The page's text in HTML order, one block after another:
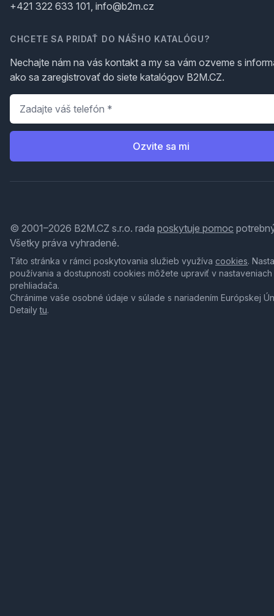
+421 322 633 101, info@b2m.cz
CHCETE SA PRIDAŤ DO NÁŠHO KATALÓGU?
Nechajte nám na vás kontakt a my sa vám ozveme s
ako sa zaregistrovať do siete katalógov B2M.CZ.
Telefón
Ozvite sa mi
© 2001–2026 B2M.CZ s.r.o. rada poskytuje pomoc
Všetky práva vyhradené.
Táto stránka v rámci poskytovania služieb využíva cookies.
používania a dostupnosti cookies môžete upraviť v nastaveniach
prehliadača.
Chránime vaše osobné údaje v súlade s nariadením Európskej
Detailytu.